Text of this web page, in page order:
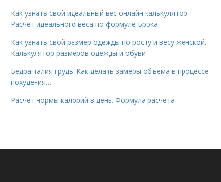
Как узнать свой идеальный вес онлайн калькулятор.
Расчет идеального веса по формуле Брока
Как узнать свой размер одежды по росту и весу женской.
Калькулятор размеров одежды и обуви
Бедра талия грудь. Как делать замеры объёма в процессе
похудения…
Расчет нормы калорий в день. Формула расчета